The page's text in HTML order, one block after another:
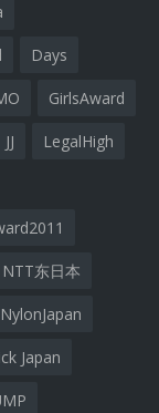
Days
GirlsAward
JJ LegalHigh
NTT东日本
NylonJapan
Japan